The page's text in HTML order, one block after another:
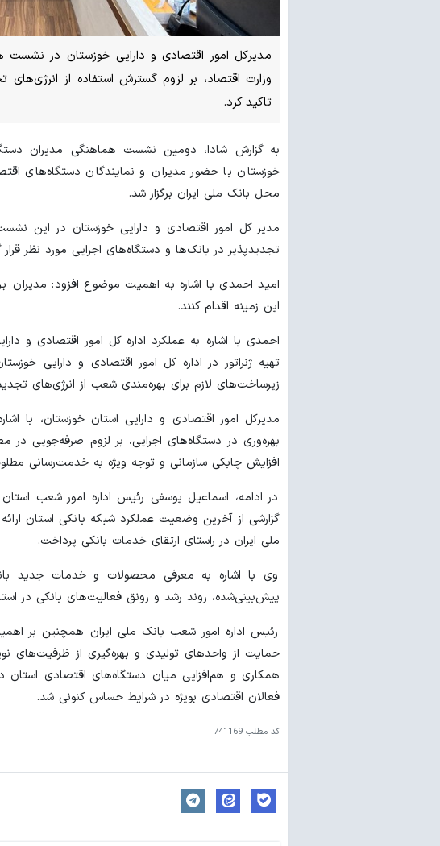
مدیرکل امور اقتصادی و دارایی خوزستان در نشست
وزارت اقتصاد، بر لزوم گسترش استفاده از
تاکید کرد.
به گزارش شادا، دومین نشست هماهنگی مدیران
خوزستان با حضور مدیران و نمایندگان دستگاه‌های
محل بانک ملی ایران برگزار شد.
مدیر کل امور اقتصادی و دارایی خوزستان در این
تجدیدپذیر در بانک‌ها و دستگاه‌های اجرایی مورد نظر قرار
امید احمدی با اشاره به اهمیت موضوع افزود: مدیران
این زمینه اقدام کنند.
احمدی با اشاره به عملکرد اداره کل امور اقتصادی و
تهیه ژنراتور در اداره کل امور اقتصادی و دارایی
زیرساخت‌های لازم برای بهره‌مندی شعب از انرژی‌های
مدیرکل امور اقتصادی و دارایی استان خوزستان، با
بهره‌وری در دستگاه‌های اجرایی، بر لزوم صرفه‌جویی در
افزایش چابکی سازمانی و توجه ویژه به خدمت‌رسانی
در ادامه، اسماعیل یوسفی رئیس اداره امور شعب
گزارشی از آخرین وضعیت عملکرد شبکه بانکی استان
ملی ایران در راستای ارتقای خدمات بانکی پرداخت.
وی با اشاره به معرفی محصولات و خدمات جدید
پیش‌بینی‌شده، روند رشد و رونق فعالیت‌های بانکی در
رئیس اداره امور شعب بانک ملی ایران همچنین بر
حمایت از واحدهای تولیدی و بهره‌گیری از ظرفیت‌های
همکاری و هم‌افزایی میان دستگاه‌های اقتصادی
فعالان اقتصادی بویژه در شرایط حساس کنونی شد.
کد مطلب 741169